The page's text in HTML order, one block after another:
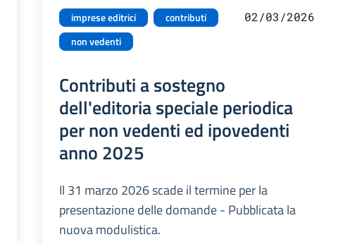
imprese editrici
contributi
non vedenti
02/03/2026
Contributi a sostegno
dell'editoria speciale periodica
per non vedenti ed ipovedenti
anno 2025
Il 31 marzo 2026 scade il termine per la
presentazione delle domande - Pubblicata la
nuova modulistica.